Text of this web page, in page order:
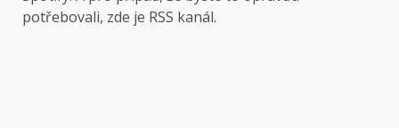
potřebovali, zde je RSS kanál.